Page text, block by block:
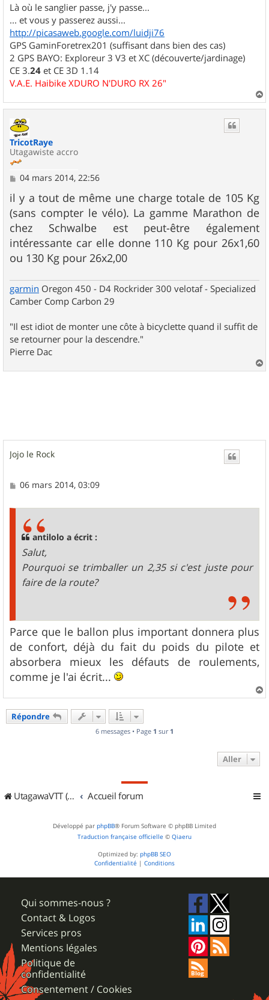
Là où le sanglier passe, j'y passe...
... et vous y passerez aussi...
http://picasaweb.google.com/luidji76
GPS GaminForetrex201 (suffisant dans bien des cas)
2 GPS BAYO: Exploreur 3 V3 et XC (découverte/jardinage)
CE 3.24 et CE 3D 1.14
V.A.E. Haibike XDURO N'DURO RX 26"
a
TricotRaye
Utagawiste accro
M
s
s
a
g
e
04 mars 2014, 22:56
il y a tout de même une charge totale de 105 Kg
(sans compter le vélo). La gamme Marathon de
chez Schwalbe est peut-être également
intéressante car elle donne 110 Kg pour 26x1,60
ou 130 Kg pour 26x2,00
garmin Oregon 450 - D4 Rockrider 300 velotaf - Specialized
Camber Comp Carbon 29
"Il est idiot de monter une côte à bicyclette quand il suffit de
se retourner pour la descendre."
Pierre Dac
a
Jojo le Rock
M
06 mars 2014, 03:09
antilolo a écrit :
Salut,
Pourquoi se trimballer un 2,35 si c'est juste pour
faire de la route?
Parce que le ballon plus important donnera plus
de confort, déjà du fait du poids du pilote et
absorbera mieux les défauts de roulements,
comme je l'ai écrit...
a
Répondre
6 messages • Page 1 sur 1
Aller
UtagawaVTT (Randos VTT et VTTAE avec traces GPS) Accueil forum
Développé par phpBB® Forum Software © phpBB Limited
Traduction française officielle © Qiaeru
Optimized by: phpBB SEO
Confidentialité | Conditions
Qui sommes-nous ?
Contact & Logos
Services pros
Mentions légales
Politique de
confidentialité
Consentement / Cookies